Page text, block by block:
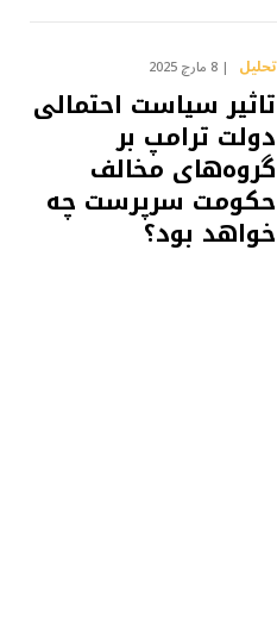
تحلیل 8 مارچ 2025
تاثیر سیاست احتمالی
دولت ترامپ بر
گروه‌های مخالف
حکومت سرپرست چه
خواهد بود؟